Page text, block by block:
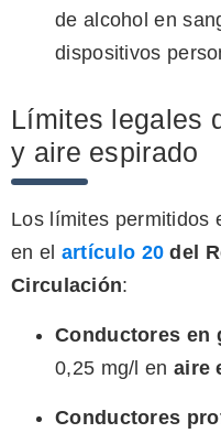
de alcohol en
dispositivos
Límites legales
y aire espirado
Los límites permitidos
en el artículo 20 del
Circulación:
Conductores en
0,25 mg/l en aire
Conductores